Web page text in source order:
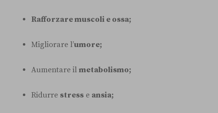
Rafforzare muscoli e ossa;
Migliorare l’umore;
Aumentare il metabolismo;
Ridurre stress e ansia;